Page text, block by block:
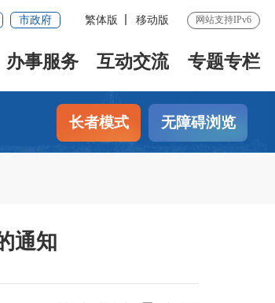
市政府 繁体版 移动版 网站支持IPv6
办事服务 互动交流 专题专栏
长者模式 无障碍浏览
通知